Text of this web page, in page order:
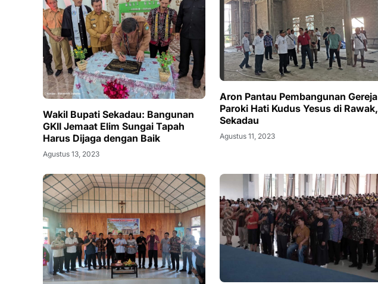
Wakil Bupati Sekadau: Bangunan
GKII Jemaat Elim Sungai Tapah
Harus Dijaga dengan Baik
Agustus 13, 2023
Aron Pantau Pembangunan Gereja
Paroki Hati Kudus Yesus di Rawak,
Sekadau
Agustus 11, 2023